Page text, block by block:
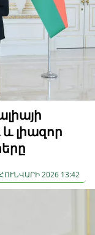
լիազոր
2026 13:42